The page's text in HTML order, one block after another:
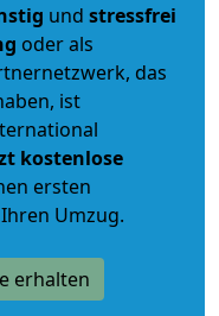
und stressfrei
oder als
das
ist
kostenlose
ersten
Umzug.
erhalten